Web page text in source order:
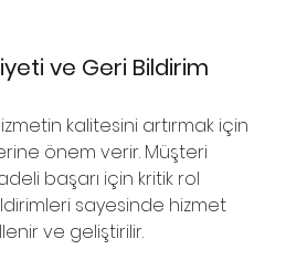
ve Geri Bildirim
kalitesini artırmak için
önem verir. Müşteri
başarı için kritik rol
sayesinde hizmet
ve geliştirilir.